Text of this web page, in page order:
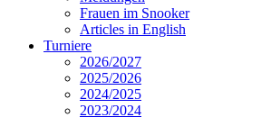
Frauen im Snooker
Articles in English
Turniere
2026/2027
2025/2026
2024/2025
2023/2024